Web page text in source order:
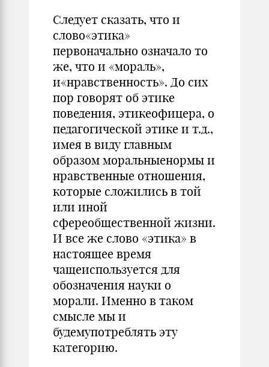
Следует сказать, что и
слово«этика»
первоначально означало то
же, что и «мораль»,
и«нравственность». До сих
пор говорят об этике
поведения, этикеофицера, о
педагогической этике и т.д.,
имея в виду главным
образом моральныенормы и
нравственные отношения,
которые сложились в той
или иной
сфереобщественной жизни.
И все же слово «этика» в
настоящее время
чащеиспользуется для
обозначения науки о
морали. Именно в таком
смысле мы и
будемупотреблять эту
категорию.